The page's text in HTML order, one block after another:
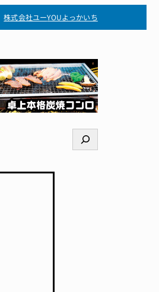
株式会社ユーYOUよっかいち
検
索